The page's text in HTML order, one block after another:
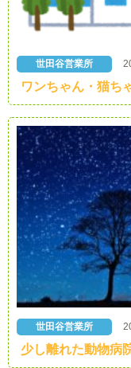
世田谷営業所
ワンちゃん・猫ち
世田谷営業所
少し離れた動物病